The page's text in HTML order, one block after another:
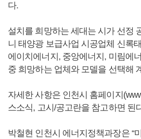
다.
설치를 희망하는 세대는 시가 선정
니 태양광 보급사업 시공업체 신록
에이치에너지, 중앙에너지, 미림에
중 희망하는 업체와 모델을 선택해
자세한 사항은 인천시 홈페이지
스소식, 고시/공고란을 참고하면 된
박철현 인천시 에너지정책과장은 “